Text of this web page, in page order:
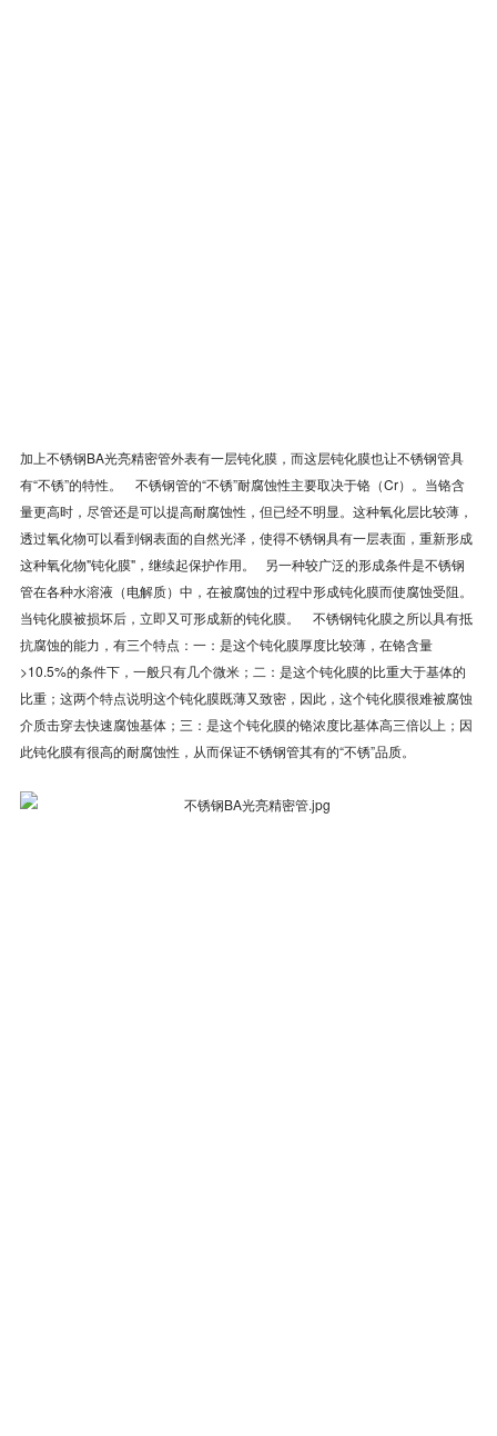
加上不锈钢BA光亮精密管外表有一层钝化膜，而这层钝化膜也让不锈钢管具
有“不锈”的特性。 不锈钢管的“不锈”耐腐蚀性主要取决于铬（Cr）。当铬含
量更高时，尽管还是可以提高耐腐蚀性，但已经不明显。这种氧化层比较薄，
透过氧化物可以看到钢表面的自然光泽，使得不锈钢具有一层表面，重新形成
这种氧化物"钝化膜"，继续起保护作用。 另一种较广泛的形成条件是不锈钢
管在各种水溶液（电解质）中，在被腐蚀的过程中形成钝化膜而使腐蚀受阻。
当钝化膜被损坏后，立即又可形成新的钝化膜。 不锈钢钝化膜之所以具有抵
抗腐蚀的能力，有三个特点：一：是这个钝化膜厚度比较薄，在铬含量
>10.5%的条件下，一般只有几个微米；二：是这个钝化膜的比重大于基体的
比重；这两个特点说明这个钝化膜既薄又致密，因此，这个钝化膜很难被腐蚀
介质击穿去快速腐蚀基体；三：是这个钝化膜的铬浓度比基体高三倍以上；因
此钝化膜有很高的耐腐蚀性，从而保证不锈钢管其有的“不锈”品质。